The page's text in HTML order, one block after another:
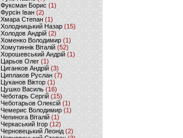
Фуксман Борис (1)
Фурсін Іван (2)
Хмара Степан(1)
Холодницький Назар(15)
Холодов Андрій (2)
Хоменко Володимир (1)
Хомутиннік Віталій (52)
Хорошевський Андрій (1)
Царьов Олег (1)
Циганков Андрій (3)
Циплаков Руслан(7)
Цуканов Віктор (1)
Цушко Василь (16)
Чеботарь Сергій (15)
Чеботарьов Олексій (1)
Чемерис Володимир (1)
Чепинога Віталій (1)
Черкаський Ігор (12)
Черновецький Леонід(2)